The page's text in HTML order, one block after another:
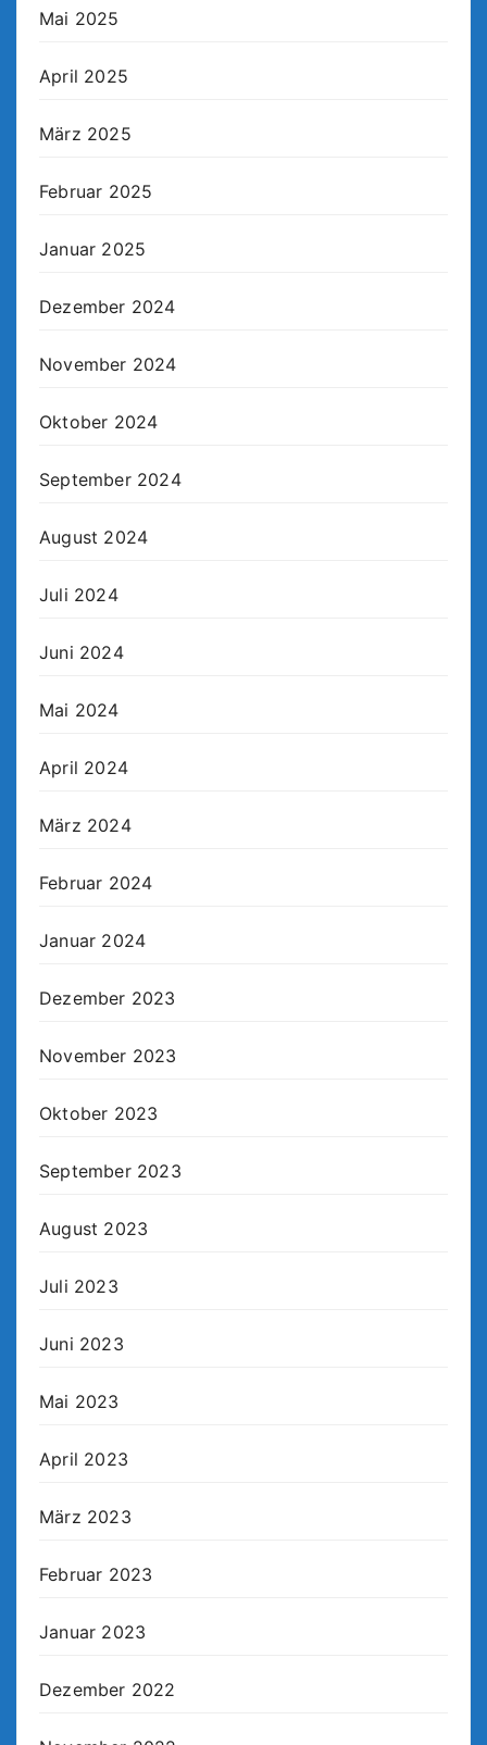
Mai 2025
April 2025
März 2025
Februar 2025
Januar 2025
Dezember 2024
November 2024
Oktober 2024
September 2024
August 2024
Juli 2024
Juni 2024
Mai 2024
April 2024
März 2024
Februar 2024
Januar 2024
Dezember 2023
November 2023
Oktober 2023
September 2023
August 2023
Juli 2023
Juni 2023
Mai 2023
April 2023
März 2023
Februar 2023
Januar 2023
Dezember 2022